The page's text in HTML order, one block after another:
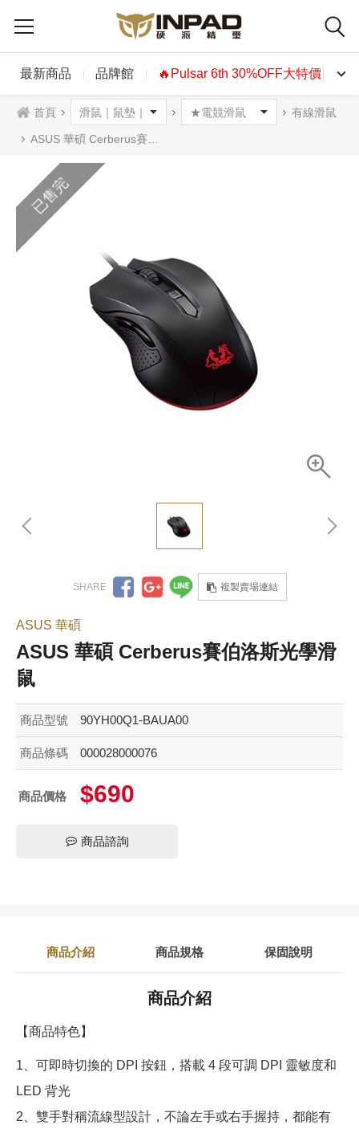
最新商品 品牌館 🔥Pulsar 6th 30%OFF大特價🔥
首頁 有線滑鼠
ASUS 華碩 Cerberus賽伯洛斯光學滑鼠
已售完
複製賣場連結
ASUS 華碩
ASUS 華碩 Cerberus賽伯洛斯光學滑
鼠
商品型號 90YH00Q1-BAUA00
商品條碼 000028000076
商品價格 $690
商品諮詢
商品介紹 商品規格 保固說明
商品介紹
【商品特色】
1、可即時切換的 DPI 按鈕，搭載 4 段可調 DPI 靈敏度和
LED 背光
2、雙手對稱流線型設計，不論左手或右手握持，都能有